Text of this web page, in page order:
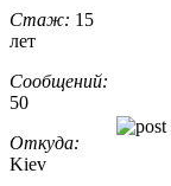
Стаж: 15
лет
Сообщений:
50
Откуда:
Kiev